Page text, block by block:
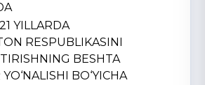
YILLARDA
RЕSPUBLIKASINI
BЕSHTA
BO‘YICHA